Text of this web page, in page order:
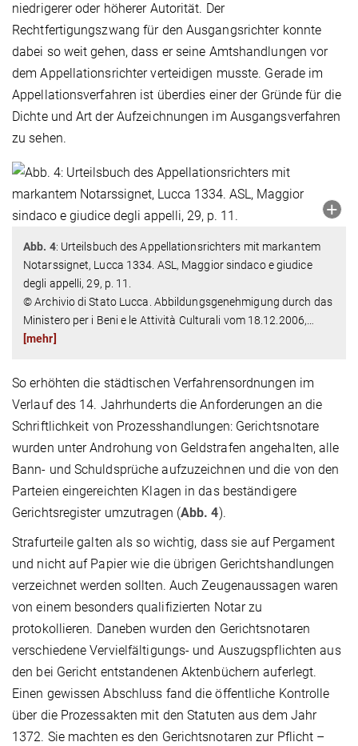
niedrigerer oder höherer Autorität. Der
Rechtfertigungszwang für den Ausgangsrichter konnte
dabei so weit gehen, dass er seine Amtshandlungen vor
dem Appellationsrichter verteidigen musste. Gerade im
Appellationsverfahren ist überdies einer der Gründe für die
Dichte und Art der Aufzeichnungen im Ausgangsverfahren
zu sehen.
Abb. 4: Urteilsbuch des Appellationsrichters mit markantem
Notarssignet, Lucca 1334. ASL, Maggior sindaco e giudice
degli appelli, 29, p. 11.
© Archivio di Stato Lucca. Abbildungsgenehmigung durch das
Ministero per i Beni e le Attività Culturali vom 18.12.2006,…
[mehr]
So erhöhten die städtischen Verfahrensordnungen im
Verlauf des 14. Jahrhunderts die Anforderungen an die
Schriftlichkeit von Prozesshandlungen: Gerichtsnotare
wurden unter Androhung von Geldstrafen angehalten, alle
Bann- und Schuldsprüche aufzuzeichnen und die von den
Parteien eingereichten Klagen in das beständigere
Gerichtsregister umzutragen (Abb. 4).
Strafurteile galten als so wichtig, dass sie auf Pergament
und nicht auf Papier wie die übrigen Gerichtshandlungen
verzeichnet werden sollten. Auch Zeugenaussagen waren
von einem besonders qualifizierten Notar zu
protokollieren. Daneben wurden den Gerichtsnotaren
verschiedene Vervielfältigungs- und Auszugspflichten aus
den bei Gericht entstandenen Aktenbüchern auferlegt.
Einen gewissen Abschluss fand die öffentliche Kontrolle
über die Prozessakten mit den Statuten aus dem Jahr
1372. Sie machten es den Gerichtsnotaren zur Pflicht –